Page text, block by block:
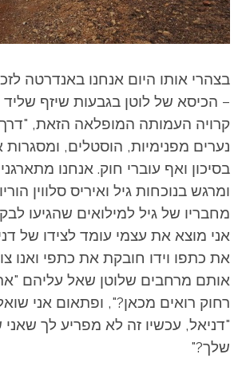
בצהרי אותו היום אנחנו באנדרטה
– הכיסא של לוטן בגבעות שיזף
קרויה העמותה המופלאה הזאת, "דרך
נערים מפנימיות, הוסטלים, ומסגרות
בסיכון ואף עוברי חוק. אנחנו
ומרגש בנוכחות גיל ואיריס סלווין
מחבריו של גיל למילואים שהגיעו
אני מוצא את עצמי עומד לצידו של
את כתפו וידו חובקת את כתפי ואנו
אותם מרחבים שלוטן שאל עליהם
רחוק רואים מכאן?", ופתאום אני
"דניאל, עכשיו זה לא מפריע לך
שלך?"